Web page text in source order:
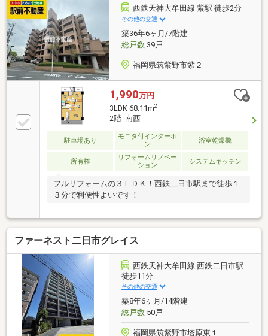
で徒歩約6分、都府楼前駅まで徒歩約11分！2沿線の利
用が可能です！〇セブンイレブン太宰府通古賀３丁目
店まで徒歩約6分！急な買い物にも便利です！リフォ
ーム・リノベーションも承っております♪お気軽にご
相談ください！
西鉄天神大牟田線 紫駅 徒歩2分
その他の交通
築36年6ヶ月/7階建
総戸数39戸
福岡県筑紫野市紫２
1,990万円
3LDK 68.11m2
2階 南西
駐車場あり
モニタ付インターホ
ン
浴室乾燥機
所有権
リフォームリノベー
ション
システムキッチン
フルリフォームの３ＬＤＫ！西鉄二日市駅まで徒歩１
３分で利便性よいです！
ファーネスト二日市グレイス
西鉄天神大牟田線 西鉄二日市駅
徒歩11分
その他の交通
築8年6ヶ月/14階建
総戸数50戸
福岡県筑紫野市塔原東１